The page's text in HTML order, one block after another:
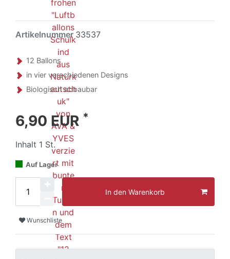
Artikelnummer 33537
12 Ballons
in vier verschiedenen Designs
Biologisch abbaubar
6,90 EUR *
Inhalt 1 St.
Auf Lager
In den Warenkorb
Wunschliste